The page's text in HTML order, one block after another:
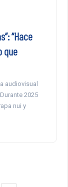
“Hace
que
audiovisual
2025
nui y